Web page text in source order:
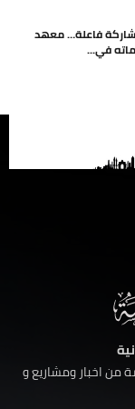
نوعياً و(80) مشاركة فاعلة… معهد
في...
من اخبار ومشاريع و